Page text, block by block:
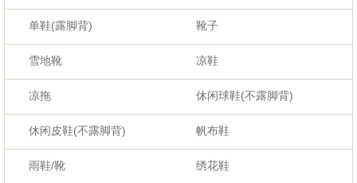
单鞋(露脚背) 靴子
雪地靴 凉鞋
凉拖 休闲球鞋(不露脚背)
休闲皮鞋(不露脚背) 帆布鞋
雨鞋/靴 绣花鞋